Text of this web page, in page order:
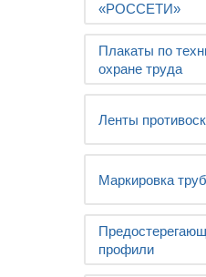
«РОССЕТИ»
Плакаты по
охране труда
Ленты
Маркировка
профили